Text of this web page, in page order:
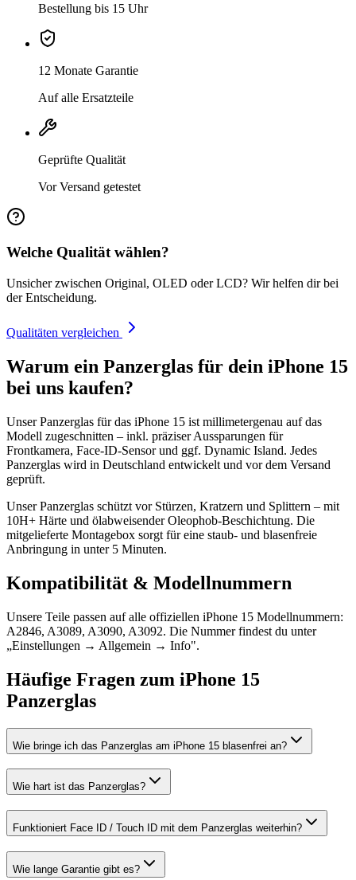
Bestellung bis 15 Uhr
12 Monate Garantie
Auf alle Ersatzteile
Geprüfte Qualität
Vor Versand getestet
Welche Qualität wählen?
Unsicher zwischen Original, OLED oder LCD? Wir helfen dir bei
der Entscheidung.
Qualitäten vergleichen
Warum ein Panzerglas für dein iPhone 15
bei uns kaufen?
Unser Panzerglas für das iPhone 15 ist millimetergenau auf das
Modell zugeschnitten – inkl. präziser Aussparungen für
Frontkamera, Face-ID-Sensor und ggf. Dynamic Island. Jedes
Panzerglas wird in Deutschland entwickelt und vor dem Versand
geprüft.
Unser Panzerglas schützt vor Stürzen, Kratzern und Splittern – mit
10H+ Härte und ölabweisender Oleophob-Beschichtung. Die
mitgelieferte Montagebox sorgt für eine staub- und blasenfreie
Anbringung in unter 5 Minuten.
Kompatibilität & Modellnummern
Unsere Teile passen auf alle offiziellen iPhone 15 Modellnummern:
A2846, A3089, A3090, A3092. Die Nummer findest du unter
„Einstellungen → Allgemein → Info".
Häufige Fragen zum iPhone 15
Panzerglas
Wie bringe ich das Panzerglas am iPhone 15 blasenfrei an?
Wie hart ist das Panzerglas?
Funktioniert Face ID / Touch ID mit dem Panzerglas weiterhin?
Wie lange Garantie gibt es?